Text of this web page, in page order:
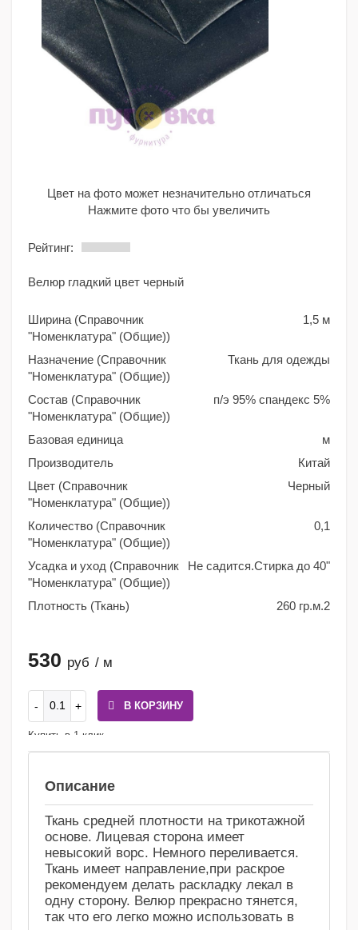
Цвет на фото может незначительно отличаться
Нажмите фото что бы увеличить
Рейтинг:
Велюр гладкий цвет черный
Ширина (Справочник
"Номенклатура" (Общие))
1,5 м
Назначение (Справочник
"Номенклатура" (Общие))
Ткань для одежды
Состав (Справочник
"Номенклатура" (Общие))
п/э 95% спандекс 5%
Базовая единица
м
Производитель
Китай
Цвет (Справочник
"Номенклатура" (Общие))
Черный
Количество (Справочник
"Номенклатура" (Общие))
0,1
Усадка и уход (Справочник
"Номенклатура" (Общие))
Не садится.Стирка до 40"
Плотность (Ткань) 260 гр.м.2
530 руб / м
В КОРЗИНУ
Купить в 1 клик
Описание
Ткань средней плотности на трикотажной
основе. Лицевая сторона имеет
невысокий ворс. Немного переливается.
Ткань имеет направление,при раскрое
рекомендуем делать раскладку лекал в
одну сторону. Велюр прекрасно тянется,
так что его легко можно использовать в